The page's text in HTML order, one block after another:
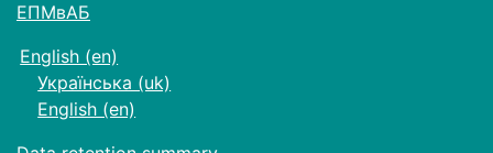
ЕПМвАБ
English ‎(en)‎
Українська ‎(uk)‎
English ‎(en)‎